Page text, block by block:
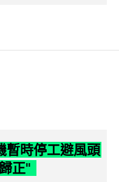
暫時停工避風頭
正"